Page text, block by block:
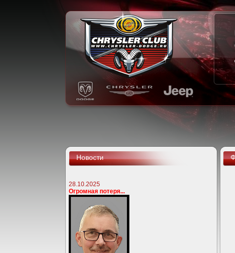
Новости
28.10.2025
Огромная потеря...